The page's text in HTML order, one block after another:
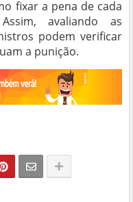
fixar a pena de cada
avaliando as
podem verificar
a punição.